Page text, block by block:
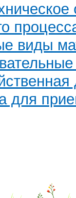
виды
для